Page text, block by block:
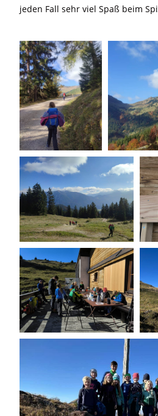
jeden Fall sehr viel Spaß beim